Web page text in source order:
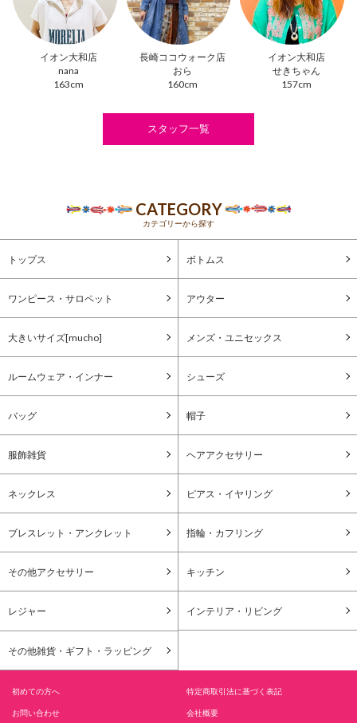
イオン大和店
nana
163cm
長崎ココウォーク店
おら
160cm
イオン大和店
せきちゃん
157cm
スタッフ一覧
CATEGORY
カテゴリーから探す
トップス ボトムス
ワンピース・サロペット アウター
大きいサイズ[mucho] メンズ・ユニセックス
ルームウェア・インナー シューズ
バッグ 帽子
服飾雑貨 ヘアアクセサリー
ネックレス ピアス・イヤリング
ブレスレット・アンクレット 指輪・カフリング
その他アクセサリー キッチン
レジャー インテリア・リビング
その他雑貨・ギフト・ラッピング
初めての方へ 特定商取引法に基づく表記
お問い合わせ 会社概要